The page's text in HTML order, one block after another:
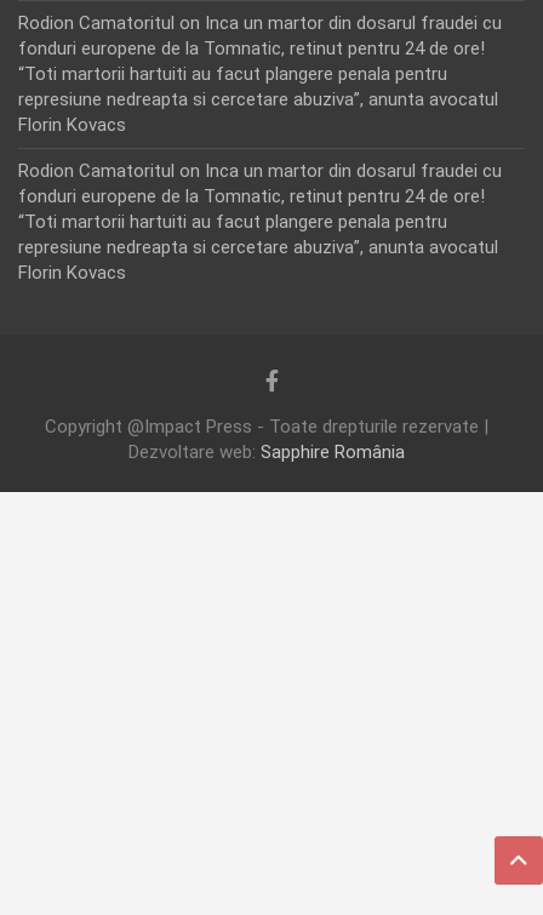
Rodion Camatoritul on Inca un martor din dosarul fraudei cu
fonduri europene de la Tomnatic, retinut pentru 24 de ore!
“Toti martorii hartuiti au facut plangere penala pentru
represiune nedreapta si cercetare abuziva”, anunta avocatul
Florin Kovacs
Rodion Camatoritul on Inca un martor din dosarul fraudei cu
fonduri europene de la Tomnatic, retinut pentru 24 de ore!
“Toti martorii hartuiti au facut plangere penala pentru
represiune nedreapta si cercetare abuziva”, anunta avocatul
Florin Kovacs
Copyright @Impact Press - Toate drepturile rezervate |
Dezvoltare web: Sapphire România